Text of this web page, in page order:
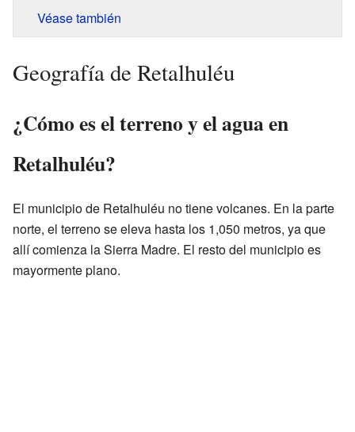
Véase también
Geografía de Retalhuléu
¿Cómo es el terreno y el agua en
Retalhuléu?
El municipio de Retalhuléu no tiene volcanes. En la parte
norte, el terreno se eleva hasta los 1,050 metros, ya que
allí comienza la Sierra Madre. El resto del municipio es
mayormente plano.